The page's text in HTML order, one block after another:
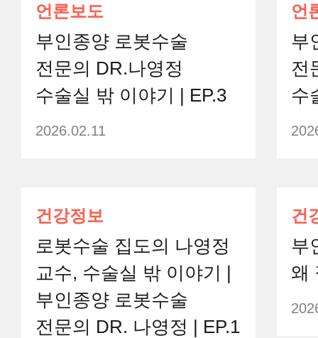
언론보도
부인종양 로봇수술
전문의 DR.나영정
수술실 밖 이야기 | EP.3
2026.02.11
언
부
전
수
건강정보
로봇수술 집도의 나영정
교수, 수술실 밖 이야기 |
부인종양 로봇수술
전문의 DR. 나영정 | EP.1
건
부
왜